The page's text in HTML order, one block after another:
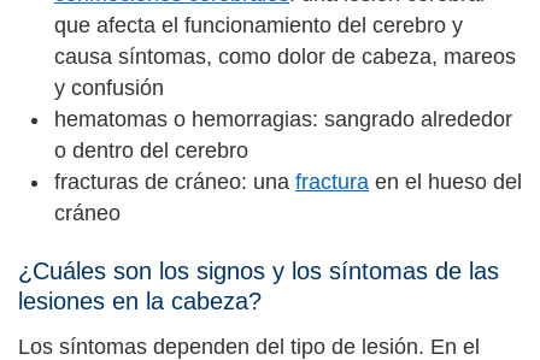
que afecta el funcionamiento del cerebro y
causa síntomas, como dolor de cabeza, mareos
y confusión
hematomas o hemorragias: sangrado alrededor
o dentro del cerebro
fracturas de cráneo: una fractura en el hueso del
cráneo
¿Cuáles son los signos y los síntomas de las
lesiones en la cabeza?
Los síntomas dependen del tipo de lesión. En el